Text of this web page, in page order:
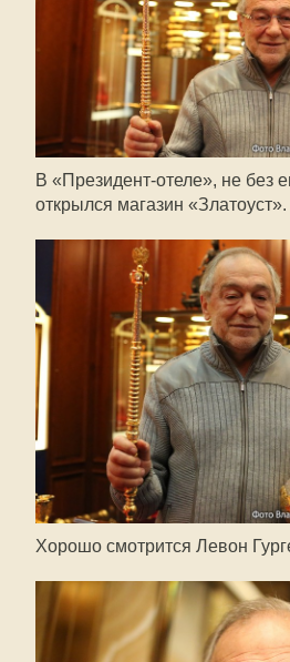
В «Президент-отеле», не без
открылся магазин «Златоуст».
Хорошо смотрится Левон